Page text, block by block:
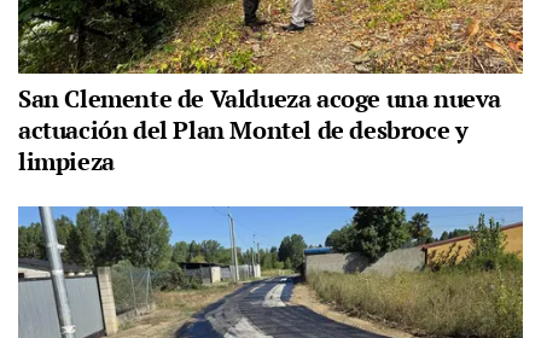
San Clemente de Valdueza acoge una nueva
actuación del Plan Montel de desbroce y
limpieza